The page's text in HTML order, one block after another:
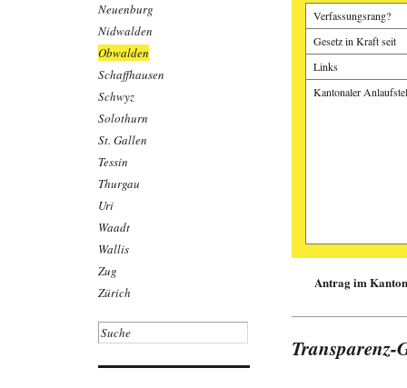
Neuenburg
Nidwalden
Obwalden
Schaffhausen
Schwyz
Solothurn
St. Gallen
Tessin
Thurgau
Uri
Waadt
Wallis
Zug
Zürich
Verfassungsrang?
Gesetz in Kraft seit
Links
Kantonaler
Antrag im
Transparenz-
Das kleine
zur Verfügung,